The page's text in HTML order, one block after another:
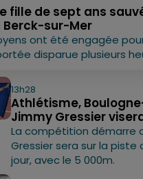
fille de sept ans
Berck-sur-Mer
ont été engagée
disparue plusieurs
13h28
Athlétisme,
Jimmy Gressier
La compétition démarre
Gressier sera sur la piste
jour, avec le 5 000m.